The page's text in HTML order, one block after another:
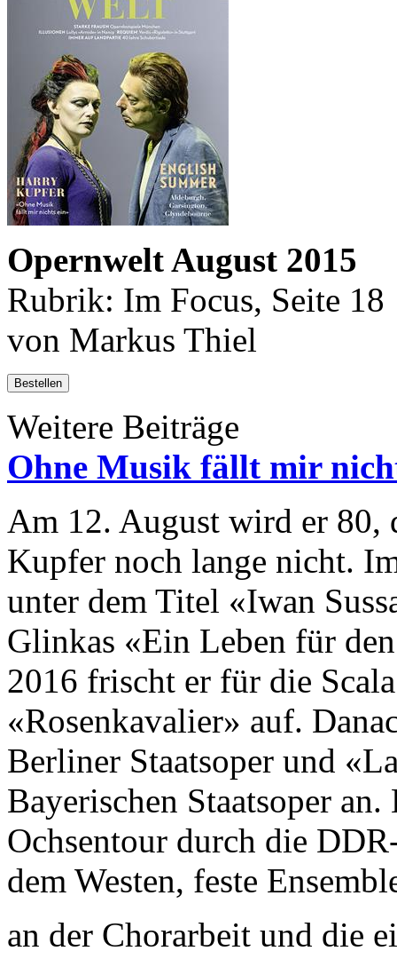
Opernwelt August 2015
Rubrik: Im Focus, Seite 18
von Markus Thiel
Bestellen
Weitere Beiträge
Ohne Musik fällt mir
Am 12. August wird er 80,
Kupfer noch lange nicht.
unter dem Titel «Iwan
Glinkas «Ein Leben für
2016 frischt er für die
«Rosenkavalier» auf.
Berliner Staatsoper und
Bayerischen Staatsoper
Ochsentour durch die
dem Westen, feste
an der Chorarbeit und die